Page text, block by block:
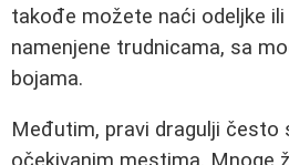
takođe možete naći odeljke
namenjene trudnicama, sa
bojama.
Međutim, pravi dragulji često